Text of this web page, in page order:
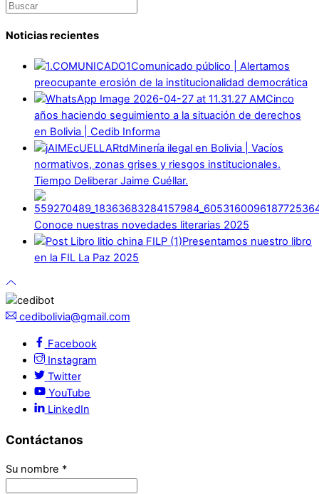
Noticias recientes
Comunicado público | Alertamos
preocupante erosión de la institucionalidad democrática
Cinco
años haciendo seguimiento a la situación de derechos
en Bolivia | Cedib Informa
Minería ilegal en Bolivia | Vacíos
normativos, zonas grises y riesgos institucionales.
Tiempo Deliberar Jaime Cuéllar.
Conoce nuestras novedades literarias 2025
Presentamos nuestro libro
en la FIL La Paz 2025
cedibolivia@gmail.com
Facebook
Instagram
Twitter
YouTube
LinkedIn
Contáctanos
Su nombre *